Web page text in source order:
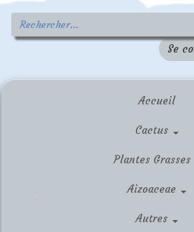
Se
Accueil
Cactus
Plantes Grasses
Aizoaceae
Autres